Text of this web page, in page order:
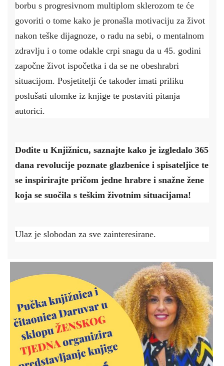
borbu s progresivnom multiplom sklerozom te će
govoriti o tome kako je pronašla motivaciju za život
nakon teške dijagnoze, o radu na sebi, o mentalnom
zdravlju i o tome odakle crpi snagu da u 45. godini
započne život ispočetka i da se ne obeshrabri
situacijom. Posjetitelji će također imati priliku
poslušati ulomke iz knjige te postaviti pitanja
autorici.
Dođite u Knjižnicu, saznajte kako je izgledalo 365
dana revolucije poznate glazbenice i spisateljice te
se inspirirajte pričom jedne hrabre i snažne žene
koja se suočila s teškim životnim situacijama!
Ulaz je slobodan za sve zainteresirane.